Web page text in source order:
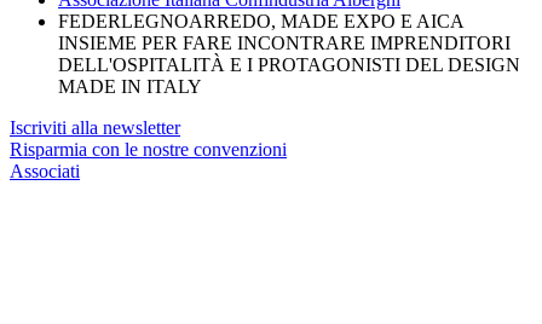
FEDERLEGNOARREDO, MADE EXPO E AICA
INSIEME PER FARE INCONTRARE IMPRENDITORI
DELL'OSPITALITÀ E I PROTAGONISTI DEL DESIGN
MADE IN ITALY
Iscriviti alla newsletter
Risparmia con le nostre convenzioni
Associati